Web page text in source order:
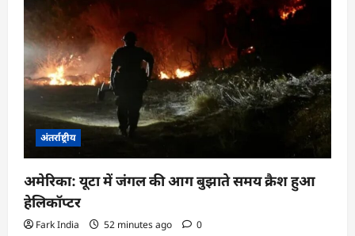
अंतर्राष्ट्रीय
अमेरिका: यूटा में जंगल की आग बुझाते समय क्रैश हुआ
हेलिकॉप्टर
Fark India 52 minutes ago 0